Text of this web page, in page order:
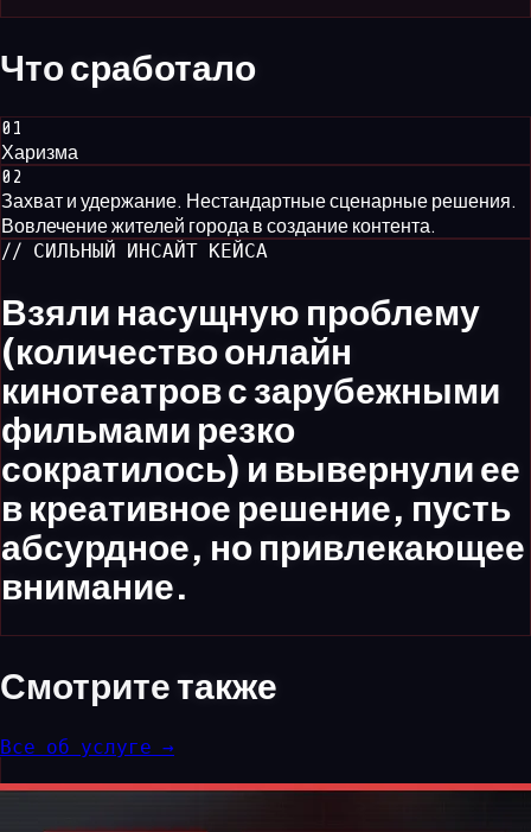
Чтосработало
0 1
Харизма
0 2
Захват и удержание. Нестандартные сценарные решения.
Вовлечение жителей города в создание контента.
// СИЛЬНЫЙ ИНСАЙТ КЕЙСА
Взяли насущную проблему
(количество онлайн
кинотеатров с зарубежными
фильмами резко
сократилось) и вывернули ее
в креативное решение, пусть
абсурдное, но привлекающее
внимание.
Смотритетакже
Все об услуге →